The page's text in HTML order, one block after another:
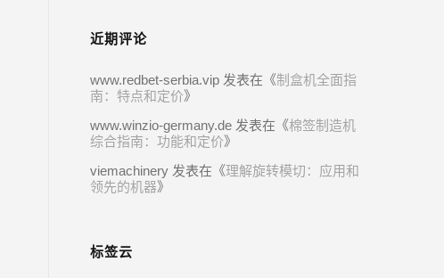
近期评论
www.redbet-serbia.vip 发表在《制盒机全面指
南：特点和定价》
www.winzio-germany.de 发表在《棉签制造机
综合指南：功能和定价》
viemachinery 发表在《理解旋转模切：应用和
领先的机器》
标签云